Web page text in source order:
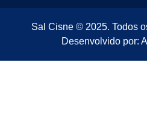
Sal Cisne © 2025. Todos
Desenvolvido por: